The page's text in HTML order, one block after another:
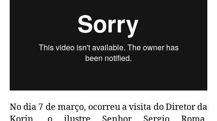
No dia 7 de março, ocorreu a visita do Diretor da